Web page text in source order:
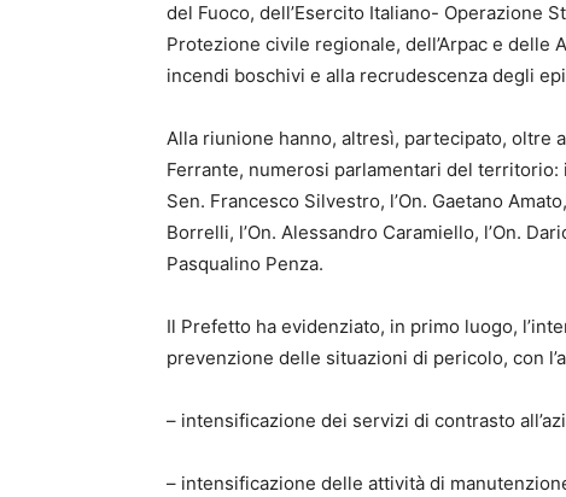
del Fuoco, dell’Esercito Italiano- Operazione
Protezione civile regionale, dell’Arpac e
incendi boschivi e alla recrudescenza degli
Alla riunione hanno, altresì, partecipato, oltre
Ferrante, numerosi parlamentari del territorio:
Sen. Francesco Silvestro, l’On. Gaetano
Borrelli, l’On. Alessandro Caramiello, l’On.
Pasqualino Penza.
Il Prefetto ha evidenziato, in primo luogo,
prevenzione delle situazioni di pericolo, con
– intensificazione dei servizi di contrasto
– intensificazione delle attività di